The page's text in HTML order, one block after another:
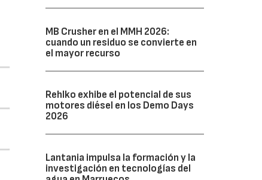
MB Crusher en el MMH 2026:
cuando un residuo se convierte en
el mayor recurso
Rehlko exhibe el potencial de sus
motores diésel en los Demo Days
2026
Lantania impulsa la formación y la
investigación en tecnologías del